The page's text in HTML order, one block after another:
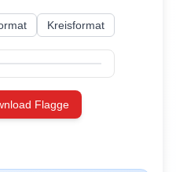
Kreisformat
Flagge